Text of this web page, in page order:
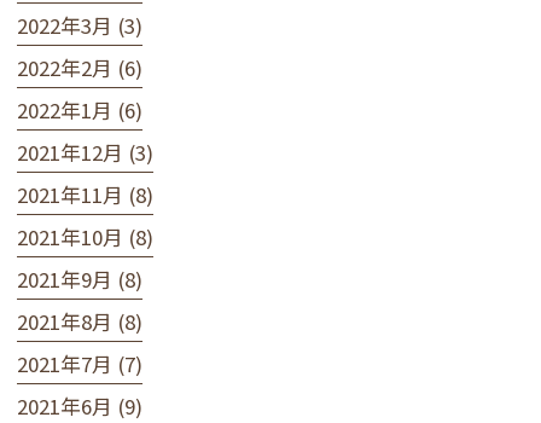
2022年3月 (3)
2022年2月 (6)
2022年1月 (6)
2021年12月 (3)
2021年11月 (8)
2021年10月 (8)
2021年9月 (8)
2021年8月 (8)
2021年7月 (7)
2021年6月 (9)